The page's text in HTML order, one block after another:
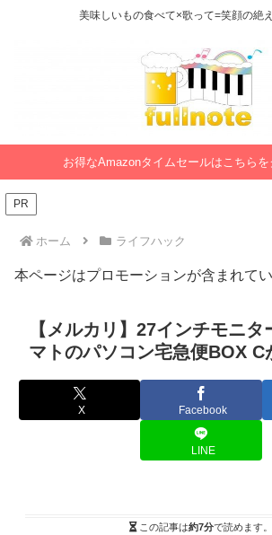
美味しいもの食べて×歌って=笑顔の絶
お得なAmazonタイムセールはこちらを
PR
ホーム ライフハック
本ページはプロモーションが含まれて
【メルカリ】27インチモニ
マトのパソコン宅急便BOX C
X Facebook
LINE
この記事は約7分で読めます。